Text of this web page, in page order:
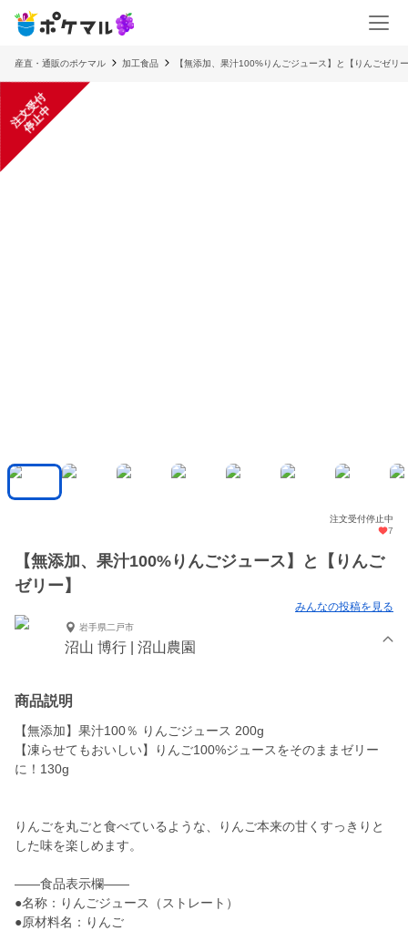
産直・通販のポケマル 加工食品 【無添加、果汁100%りんごジュース】と【りんごゼリ
注
文
受
付
停
止
中
注文受付停止中
7
【無添加、果汁100%りんごジュース】と【りんご
ゼリー】
みんなの投稿を見る
岩手県二戸市
沼山 博行 | 沼山農園
商品説明
【無添加】果汁100％ りんごジュース 200g
【凍らせてもおいしい】りんご100%ジュースをそのままゼリー
に！130g
りんごを丸ごと食べているような、りんご本来の甘くすっきりと
した味を楽しめます。
——食品表示欄——
●名称：りんごジュース（ストレート）
●原材料名：りんご